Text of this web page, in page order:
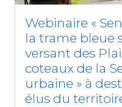
Webinaire «
la trame bleue
versant des
coteaux de la
urbaine » à
élus du